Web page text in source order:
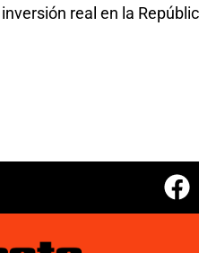
inversión real en la